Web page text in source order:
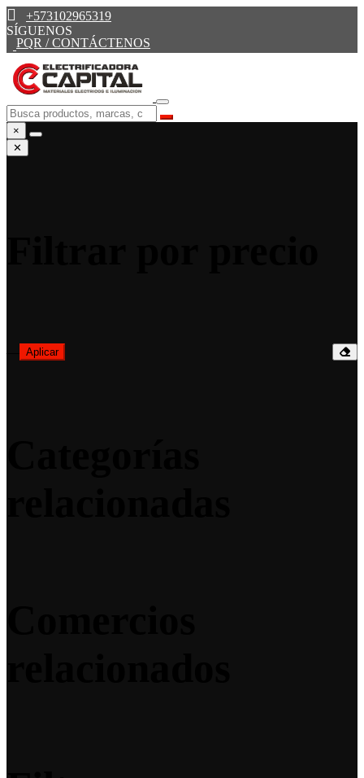
+573102965319
SÍGUENOS
PQR / CONTÁCTENOS
×
✕
Aplicar